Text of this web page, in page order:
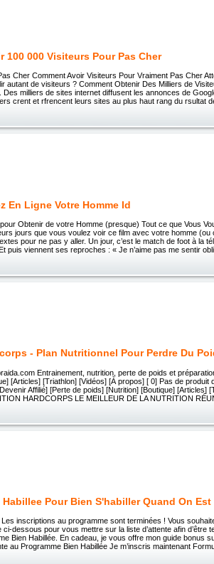
100 000 Visiteurs Pour Pas Cher
Cher Comment Avoir Visiteurs Pour Vraiment Pas Cher
autant de visiteurs ? Comment Obtenir Des Milliers de
Des milliers de sites internet diffusent les annonces de
crent et rfrencent leurs sites au plus haut rang du rsultat
En Ligne Votre Homme Id
Obtenir de votre Homme (presque) Tout ce que Vous
jours que vous voulez voir ce film avec votre homme
pour ne pas y aller. Un jour, c’est le match de foot à la
puis viennent ses reproches : « Je n’aime pas me sentir
- Plan Nutritionnel Pour Perdre Du
Entrainement, nutrition, perte de poids et
[Articles] [Triathlon] [Vidéos] [À propos] [ 0] Pas de produit
Affilié] [Perte de poids] [Nutrition] [Boutique] [Articles]
HARDCORPS LE MEILLEUR DE LA NUTRITION
Pour Bien S'habiller Quand On Est
inscriptions au programme sont terminées ! Vous
ci-dessous pour vous mettre sur la liste d’attente afin d’être
Bien Habillée. En cadeau, je vous offre mon guide bonus
au Programme Bien Habillée Je m’inscris maintenant